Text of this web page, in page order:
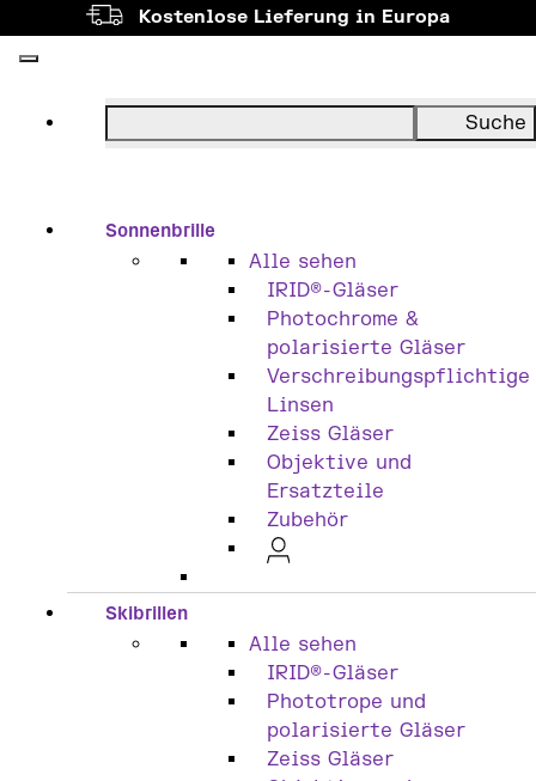
Kostenlose Lieferung in Europa
Sonnenbrille
Alle sehen
IRID®-Gläser
Photochrome &
polarisierte Gläser
Verschreibungspflichtige
Linsen
Zeiss Gläser
Objektive und
Ersatzteile
Zubehör
Skibrillen
Alle sehen
IRID®-Gläser
Phototrope und
polarisierte Gläser
Zeiss Gläser